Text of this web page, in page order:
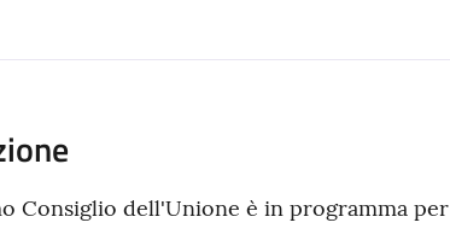
Consiglio dell'Unione è in programma per